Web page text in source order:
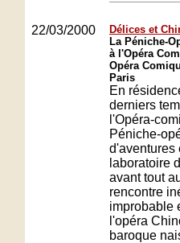
22/03/2000
Délices et
La Péniche-
à l'Opéra
Opéra
Paris
En
derniers
l'Opéra-
Péniche-
d'aventures
laboratoire
avant tout
rencontre
improbable
l'opéra
baroque